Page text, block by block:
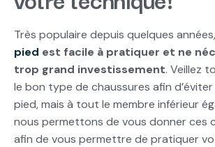
Très populaire depuis quelques
pied est facile à pratiquer et ne
trop grand investissement. Veillez
le bon type de chaussures afin
pied, mais à tout le membre inférieur
nous permettons de vous donner ces
afin de vous permettre de pratiquer